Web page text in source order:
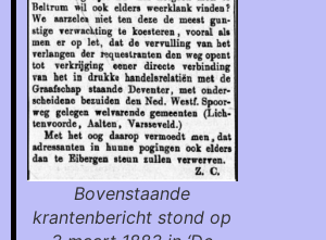
Bovenstaande
krantenbericht stond op